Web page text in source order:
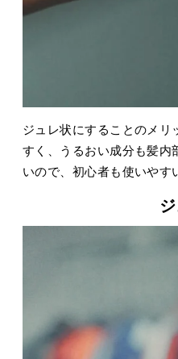
ジュレ状にすることのメリ
すく、うるおい成分も髪内
いので、初心者も使いやす